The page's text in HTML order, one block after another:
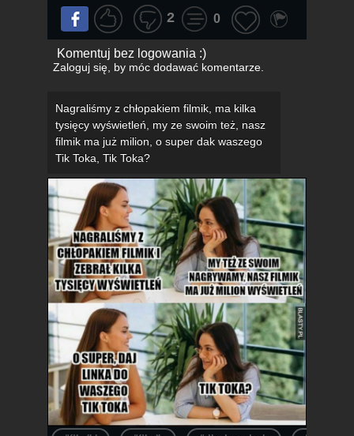
2 0
Komentuj bez logowania :)
Zaloguj się, by móc dodawać komentarze.
Nagraliśmy z chłopakiem filmik, ma kilka
tysięcy wyświetleń, my ze swoim też, nasz
filmik ma już milion, o super dak waszego
Tik Toka, Tik Toka?